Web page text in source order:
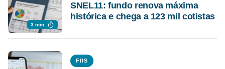
3 min
SNEL11: fundo renova máxima
histórica e chega a 123 mil cotistas
FIIS